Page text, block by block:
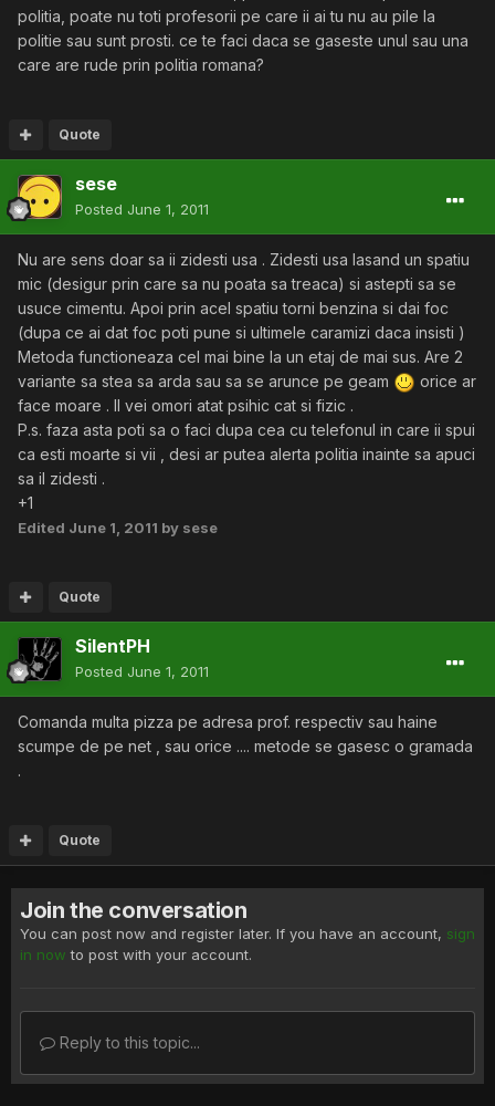
politia, poate nu toti profesorii pe care ii ai tu nu au pile la
politie sau sunt prosti. ce te faci daca se gaseste unul sau una
care are rude prin politia romana?
Quote
sese
Posted June 1, 2011
Nu are sens doar sa ii zidesti usa . Zidesti usa lasand un spatiu
mic (desigur prin care sa nu poata sa treaca) si astepti sa se
usuce cimentu. Apoi prin acel spatiu torni benzina si dai foc
(dupa ce ai dat foc poti pune si ultimele caramizi daca insisti )
Metoda functioneaza cel mai bine la un etaj de mai sus. Are 2
variante sa stea sa arda sau sa se arunce pe geam
orice ar
face moare . Il vei omori atat psihic cat si fizic .
P.s. faza asta poti sa o faci dupa cea cu telefonul in care ii spui
ca esti moarte si vii , desi ar putea alerta politia inainte sa apuci
sa il zidesti .
+1
Edited June 1, 2011 by sese
Quote
SilentPH
Posted June 1, 2011
Comanda multa pizza pe adresa prof. respectiv sau haine
scumpe de pe net , sau orice .... metode se gasesc o gramada
.
Quote
Join the conversation
You can post now and register later. If you have an account, sign
in now to post with your account.
Reply to this topic...